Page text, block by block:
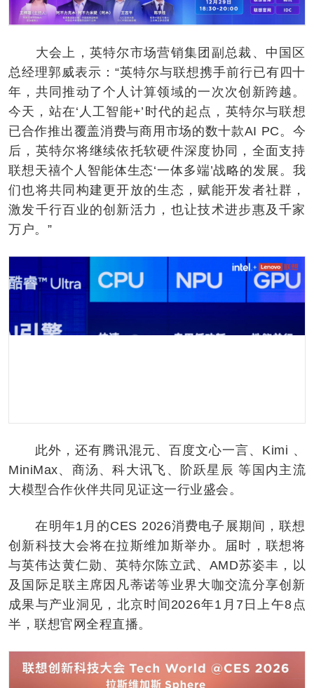
大会上，英特尔市场营销集团副总裁、中国区
总经理郭威表示：“英特尔与联想携手前行已有四十
年，共同推动了个人计算领域的一次次创新跨越。
今天，站在‘人工智能+’时代的起点，英特尔与联想
已合作推出覆盖消费与商用市场的数十款AI PC。今
后，英特尔将继续依托软硬件深度协同，全面支持
联想天禧个人智能体生态‘一体多端’战略的发展。我
们也将共同构建更开放的生态，赋能开发者社群，
激发千行百业的创新活力，也让技术进步惠及千家
万户。”
此外，还有腾讯混元、百度文心一言、Kimi 、
MiniMax、商汤、科大讯飞、阶跃星辰 等国内主流
大模型合作伙伴共同见证这一行业盛会。
在明年1月的CES 2026消费电子展期间，联想
创新科技大会将在拉斯维加斯举办。届时，联想将
与英伟达黄仁勋、英特尔陈立武、AMD苏姿丰，以
及国际足联主席因凡蒂诺等业界大咖交流分享创新
成果与产业洞见，北京时间2026年1月7日上午8点
半，联想官网全程直播。